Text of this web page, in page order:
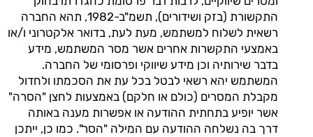
התקשורת (בזק ושידורים), תשמ"ב-1982, תהא החברה
רשאית לשלוח למשתמש, מעת לעת, בדואר אלקטרוני ו/או
באמצעי התקשרות אחרים אשר מסר המשתמש, מידע
בדבר שירותיה וכן מידע שיווקי ופרסומי של החברה.
המשתמש יהא רשאי לבטל בכל עת את הסכמתו ולחדול
מקבלת המסרים (כולם או חלקם) באמצעות לחצן "הסרה"
אשר יופיע בתחתית ההודעה או אפשרות מענה באותה
דרך בה נשלחה ההודעה עם המילה "הסר". כמו כן, ייתכן